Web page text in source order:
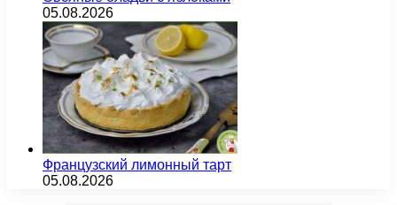
05.08.2026
Французский лимонный тарт
05.08.2026